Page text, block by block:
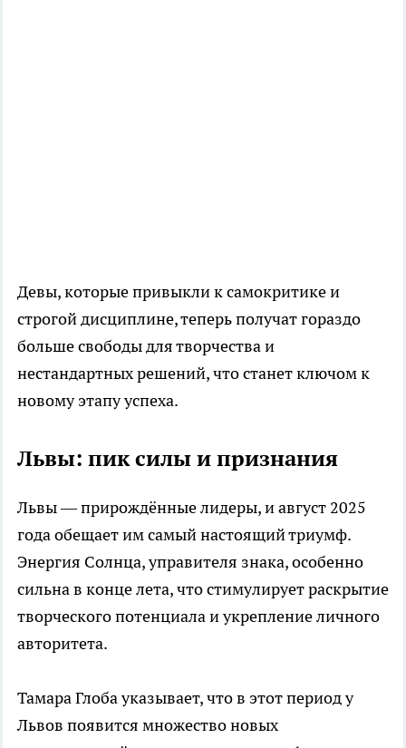
Девы, которые привыкли к самокритике и
строгой дисциплине, теперь получат гораздо
больше свободы для творчества и
нестандартных решений, что станет ключом к
новому этапу успеха.
Львы: пик силы и признания
Львы — прирождённые лидеры, и август 2025
года обещает им самый настоящий триумф.
Энергия Солнца, управителя знака, особенно
сильна в конце лета, что стимулирует раскрытие
творческого потенциала и укрепление личного
авторитета.
Тамара Глоба указывает, что в этот период у
Львов появится множество новых